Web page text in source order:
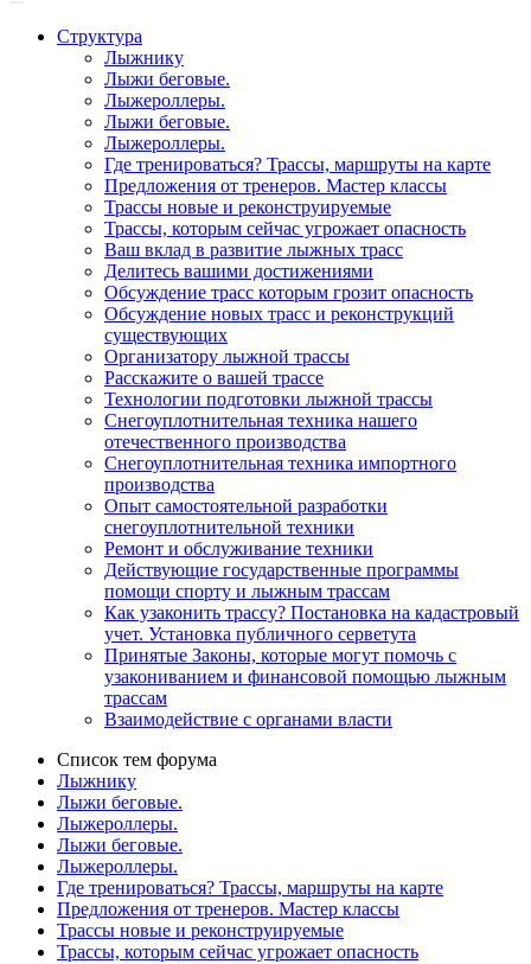
Структура
Лыжнику
Лыжи беговые.
Лыжероллеры.
Лыжи беговые.
Лыжероллеры.
Где тренироваться? Трассы, маршруты на карте
Предложения от тренеров. Мастер классы
Трассы новые и реконструируемые
Трассы, которым сейчас угрожает опасность
Ваш вклад в развитие лыжных трасс
Делитесь вашими достижениями
Обсуждение трасс которым грозит опасность
Обсуждение новых трасс и реконструкций
существующих
Организатору лыжной трассы
Расскажите о вашей трассе
Технологии подготовки лыжной трассы
Снегоуплотнительная техника нашего
отечественного производства
Снегоуплотнительная техника импортного
производства
Опыт самостоятельной разработки
снегоуплотнительной техники
Ремонт и обслуживание техники
Действующие государственные программы
помощи спорту и лыжным трассам
Как узаконить трассу? Постановка на кадастровый
учет. Установка публичного серветута
Принятые Законы, которые могут помочь с
узакониванием и финансовой помощью лыжным
трассам
Взаимодействие с органами власти
Список тем форума
Лыжнику
Лыжи беговые.
Лыжероллеры.
Лыжи беговые.
Лыжероллеры.
Где тренироваться? Трассы, маршруты на карте
Предложения от тренеров. Мастер классы
Трассы новые и реконструируемые
Трассы, которым сейчас угрожает опасность